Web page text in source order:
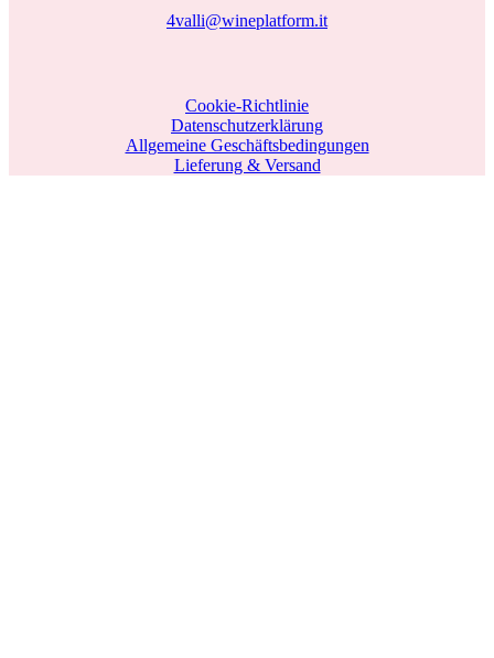
4valli@wineplatform.it
Cookie-Richtlinie
Datenschutzerklärung
Allgemeine Geschäftsbedingungen
Lieferung & Versand